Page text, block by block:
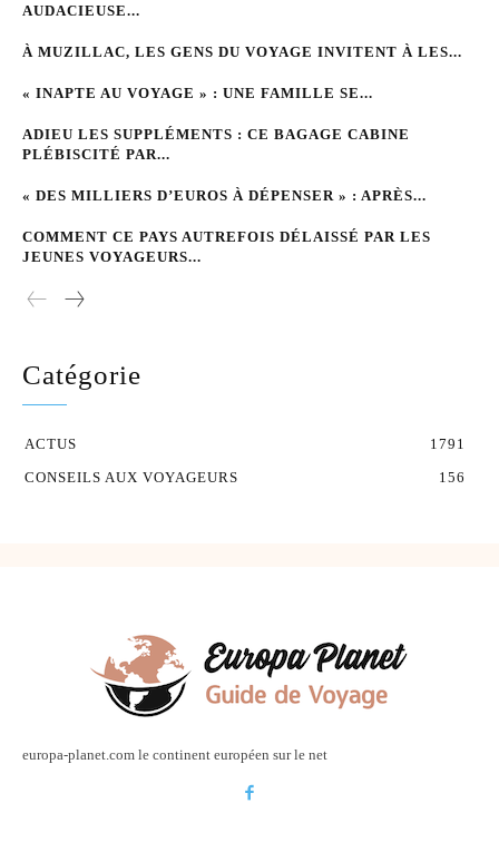
AUDACIEUSE...
À MUZILLAC, LES GENS DU VOYAGE INVITENT À LES...
« INAPTE AU VOYAGE » : UNE FAMILLE SE...
ADIEU LES SUPPLÉMENTS : CE BAGAGE CABINE
PLÉBISCITÉ PAR...
« DES MILLIERS D’EUROS À DÉPENSER » : APRÈS...
COMMENT CE PAYS AUTREFOIS DÉLAISSÉ PAR LES
JEUNES VOYAGEURS...
Catégorie
ACTUS
1791
CONSEILS AUX VOYAGEURS
156
europa-planet.com le continent européen sur le net